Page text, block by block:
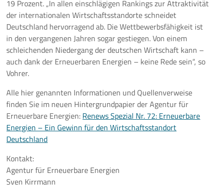
19 Prozent. „In allen einschlägigen Rankings zur Attraktivität
der internationalen Wirtschaftsstandorte schneidet
Deutschland hervorragend ab. Die Wettbewerbsfähigkeit ist
in den vergangenen Jahren sogar gestiegen. Von einem
schleichenden Niedergang der deutschen Wirtschaft kann –
auch dank der Erneuerbaren Energien – keine Rede sein“, so
Vohrer.
Alle hier genannten Informationen und Quellenverweise
finden Sie im neuen Hintergrundpapier der Agentur für
Erneuerbare Energien: Renews Spezial Nr. 72: Erneuerbare
Energien – Ein Gewinn für den Wirtschaftsstandort
Deutschland
Kontakt:
Agentur für Erneuerbare Energien
Sven Kirrmann